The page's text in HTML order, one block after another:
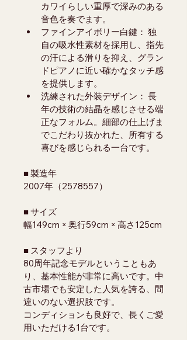
カワイらしい重厚で深みのある
音色を奏でます。
ファインアイボリー白鍵： 独
自の吸水性素材を採用し、指先
の汗による滑りを抑え、グラン
ドピアノに近い確かなタッチ感
を提供します。
洗練された外装デザイン： 長
年の技術の結晶を感じさせる端
正なフォルム。細部の仕上げま
でこだわり抜かれた、所有する
喜びを感じられる一台です。
■ 製造年
2007年（2578557）
■ サイズ
幅149cm × 奥行59cm × 高さ125cm
■ スタッフより
80周年記念モデルということもあ
り、基本性能が非常に高いです。中
古市場でも安定した人気を誇る、間
違いのない選択肢です。
コンディションも良好で、長くご愛
用いただける1台です。